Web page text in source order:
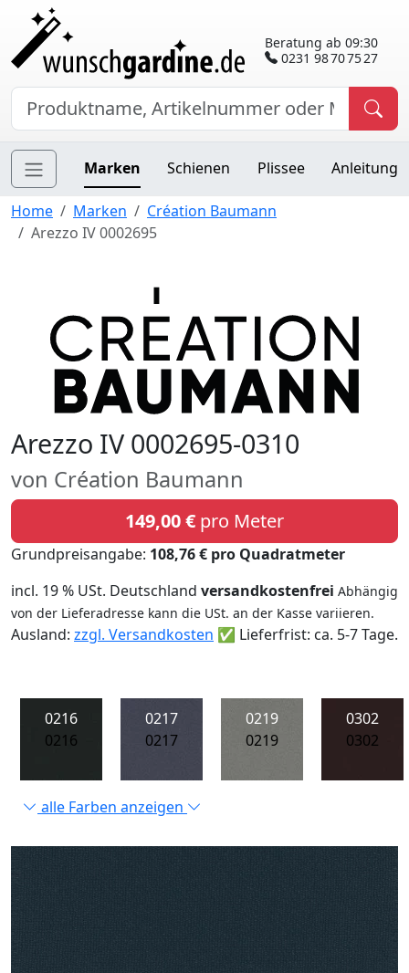
Beratung ab 09:30
0231 98 70 75 27
Marken Schienen Plissee Anleitung
Home Marken
Création Baumann
Arezzo IV 0002695
Arezzo IV 0002695-0310
von Création Baumann
149,00 € pro Meter
Grundpreisangabe: 108,76 € pro Quadratmeter
incl. 19 % USt. Deutschland versandkostenfrei Abhängig
von der Lieferadresse kann die USt. an der Kasse variieren.
Ausland: zzgl. Versandkosten ✅ Lieferfrist: ca. 5-7 Tage.
0216
0216
0217
0217
0219
0219
0302
0302
alle Farben anzeigen